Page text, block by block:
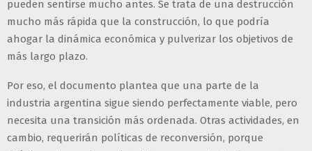
pueden sentirse mucho antes. Se trata de una destrucción
mucho más rápida que la construcción, lo que podría
ahogar la dinámica económica y pulverizar los objetivos de
más largo plazo.
Por eso, el documento plantea que una parte de la
industria argentina sigue siendo perfectamente viable, pero
necesita una transición más ordenada. Otras actividades, en
cambio, requerirán políticas de reconversión, porque